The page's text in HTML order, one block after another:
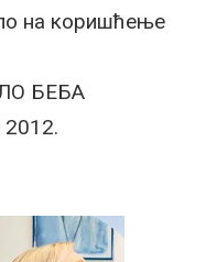
на коришћење
БЕБА
2012.